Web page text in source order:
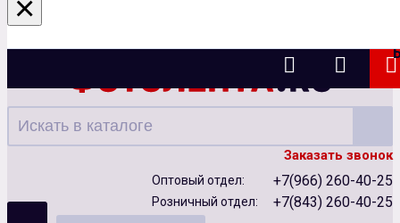
Казань
Заказать звонок
Оптовый отдел: +7(966) 260-40-25
Розничный отдел: +7(843) 260-40-25
×